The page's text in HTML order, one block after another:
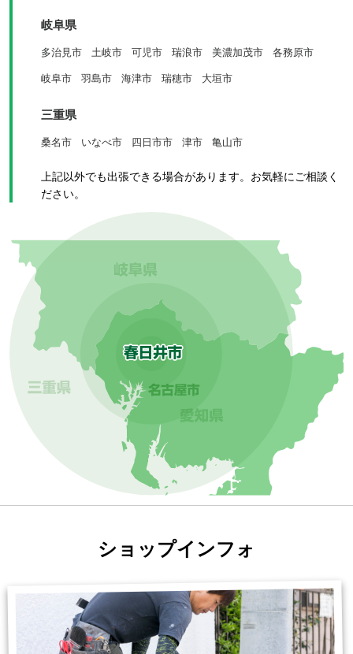
岐阜県
多治見市 土岐市 可児市 瑞浪市 美濃加茂市 各務原市
岐阜市 羽島市 海津市 瑞穂市 大垣市
三重県
桑名市 いなべ市 四日市市 津市 亀山市
上記以外でも出張できる場合があります。お気軽にご相談く
ださい。
ショップインフォ